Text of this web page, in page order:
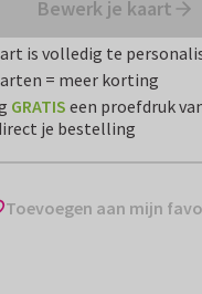
Bewerk je kaart
is volledig te
= meer korting
GRATIS een proefdruk
je bestelling
Toevoegen aan mijn